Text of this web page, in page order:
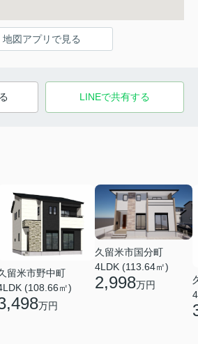
地図アプリで見る
LINEで共有する
留米市野中町
(108.66㎡)
万円
久留米市国分町
4LDK (113.64㎡)
2,998万円